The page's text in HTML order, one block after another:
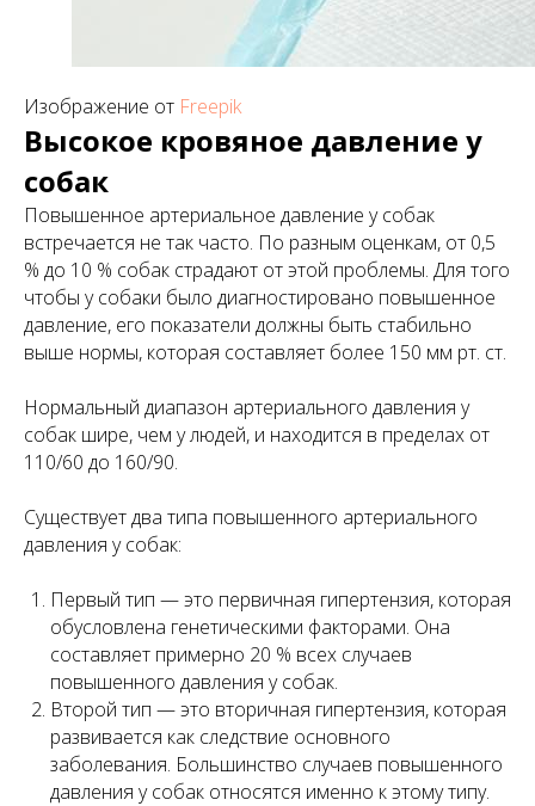
Изображение от Freepik
Высокое кровяное давление у
собак
Повышенное артериальное давление у собак
встречается не так часто. По разным оценкам, от 0,5
% до 10 % собак страдают от этой проблемы. Для того
чтобы у собаки было диагностировано повышенное
давление, его показатели должны быть стабильно
выше нормы, которая составляет более 150 мм рт. ст.
Нормальный диапазон артериального давления у
собак шире, чем у людей, и находится в пределах от
110/60 до 160/90.
Существует два типа повышенного артериального
давления у собак:
Первый тип — это первичная гипертензия, которая
обусловлена генетическими факторами. Она
составляет примерно 20 % всех случаев
повышенного давления у собак.
Второй тип — это вторичная гипертензия, которая
развивается как следствие основного
заболевания. Большинство случаев повышенного
давления у собак относятся именно к этому типу.